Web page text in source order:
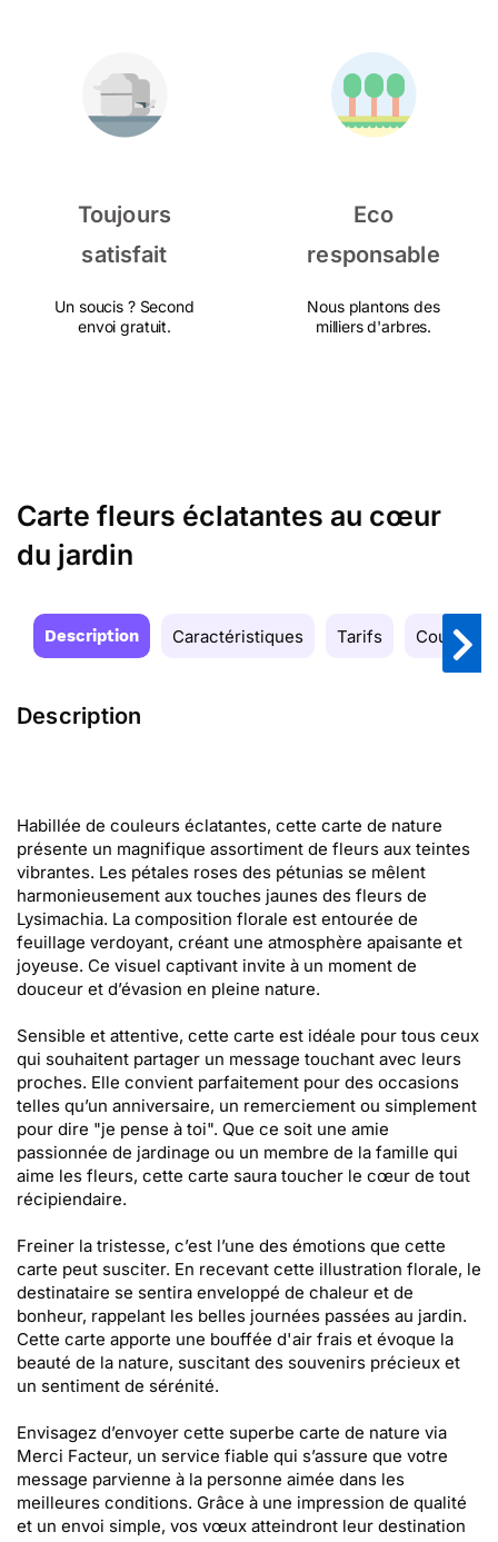
Toujours
satisfait
Un soucis ? Second
envoi gratuit.
Eco
responsable
Nous plantons des
milliers d'arbres.
Carte fleurs éclatantes au cœur
du jardin
Description Caractéristiques Tarifs Couleurs
Description
Habillée de couleurs éclatantes, cette carte de nature
présente un magnifique assortiment de fleurs aux teintes
vibrantes. Les pétales roses des pétunias se mêlent
harmonieusement aux touches jaunes des fleurs de
Lysimachia. La composition florale est entourée de
feuillage verdoyant, créant une atmosphère apaisante et
joyeuse. Ce visuel captivant invite à un moment de
douceur et d’évasion en pleine nature.
Sensible et attentive, cette carte est idéale pour tous ceux
qui souhaitent partager un message touchant avec leurs
proches. Elle convient parfaitement pour des occasions
telles qu’un anniversaire, un remerciement ou simplement
pour dire "je pense à toi". Que ce soit une amie
passionnée de jardinage ou un membre de la famille qui
aime les fleurs, cette carte saura toucher le cœur de tout
récipiendaire.
Freiner la tristesse, c’est l’une des émotions que cette
carte peut susciter. En recevant cette illustration florale, le
destinataire se sentira enveloppé de chaleur et de
bonheur, rappelant les belles journées passées au jardin.
Cette carte apporte une bouffée d'air frais et évoque la
beauté de la nature, suscitant des souvenirs précieux et
un sentiment de sérénité.
Envisagez d’envoyer cette superbe carte de nature via
Merci Facteur, un service fiable qui s’assure que votre
message parvienne à la personne aimée dans les
meilleures conditions. Grâce à une impression de qualité
et un envoi simple, vos vœux atteindront leur destination